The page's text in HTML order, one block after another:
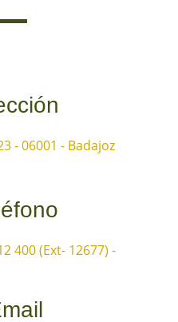
- 06001 - Badajoz
400 (Ext- 12677) -